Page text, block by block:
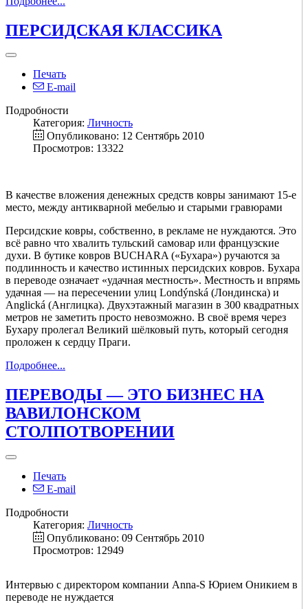
ПЕРСИДСКАЯ КЛАССИКА
Печать
E-mail
Подробности
Категория: Личность
Опубликовано: 12 Сентябрь 2010
Просмотров: 13322
В качестве вложения денежных средств ковры занимают 15-е
место, между антикварной мебелью и старыми гравюрами
Персидские ковры, собственно, в рекламе не нуждаются. Это
всё равно что хвалить тульский самовар или французские
духи. В бутике ковров BUCHARA («Бухара») ручаются за
подлинность и качество истинных персидских ковров. Бухара
в переводе означает «удачная местность». Местность и впрямь
удачная — на пересечении улиц Londýnská (Лондинска) и
Anglická (Англицка). Двухэтажный магазин в 300 квадратных
метров не заметить просто невозможно. В своё время через
Бухару пролегал Великий шёлковый путь, который сегодня
проложен к сердцу Праги.
Подробнее...
ПЕРЕВОДЫ — ЭТО БИЗНЕС НА
ВАВИЛОНСКОМ
СТОЛПОТВОРЕНИИ
Печать
E-mail
Подробности
Категория: Личность
Опубликовано: 09 Сентябрь 2010
Просмотров: 12949
Интервью с директором компании Anna-S Юрием Оникием в
переводе не нуждается